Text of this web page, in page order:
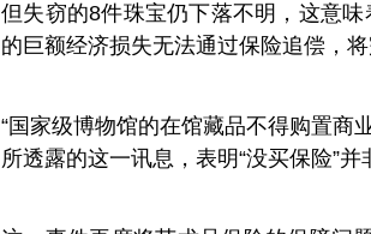
但失窃的8件珠宝仍下落不明，这意
的巨额经济损失无法通过保险追偿，
“国家级博物馆的在馆藏品不得购置商
所透露的这一讯息，表明“没买保险”并